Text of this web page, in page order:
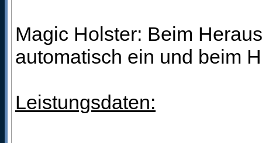
Magic Holster: Beim
automatisch ein und beim
Leistungsdaten: